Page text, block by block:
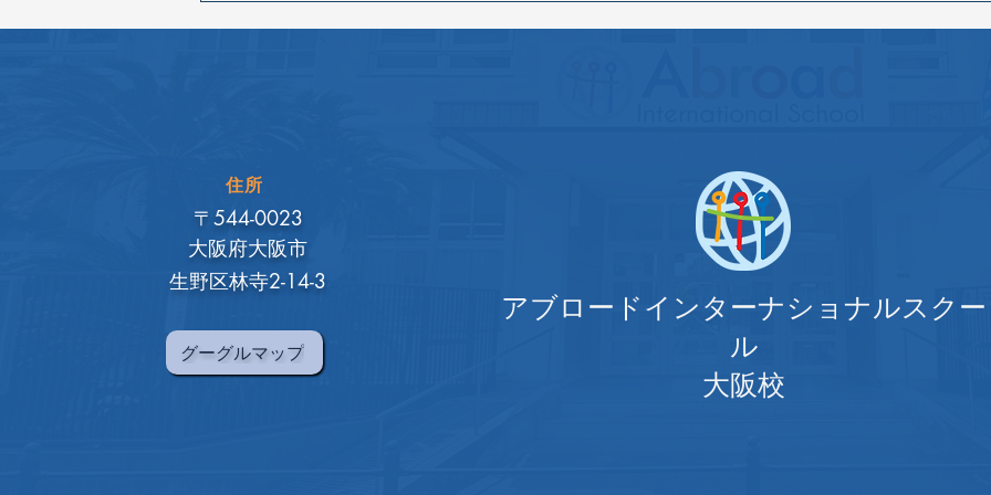
住所
〒544-0023
大阪府大阪市
生野区林寺2-14-3
グーグルマップ
アブロードインターナショナルスクー
ル
大阪校